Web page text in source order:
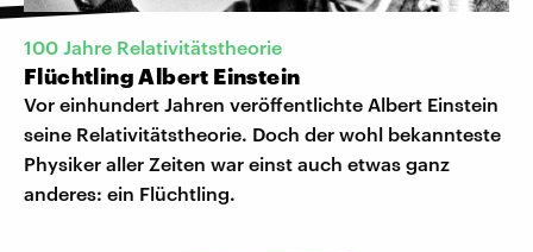
100 Jahre Relativitätstheorie
Flüchtling Albert Einstein
Vor einhundert Jahren veröffentlichte Albert Einstein
seine Relativitätstheorie. Doch der wohl bekannteste
Physiker aller Zeiten war einst auch etwas ganz
anderes: ein Flüchtling.